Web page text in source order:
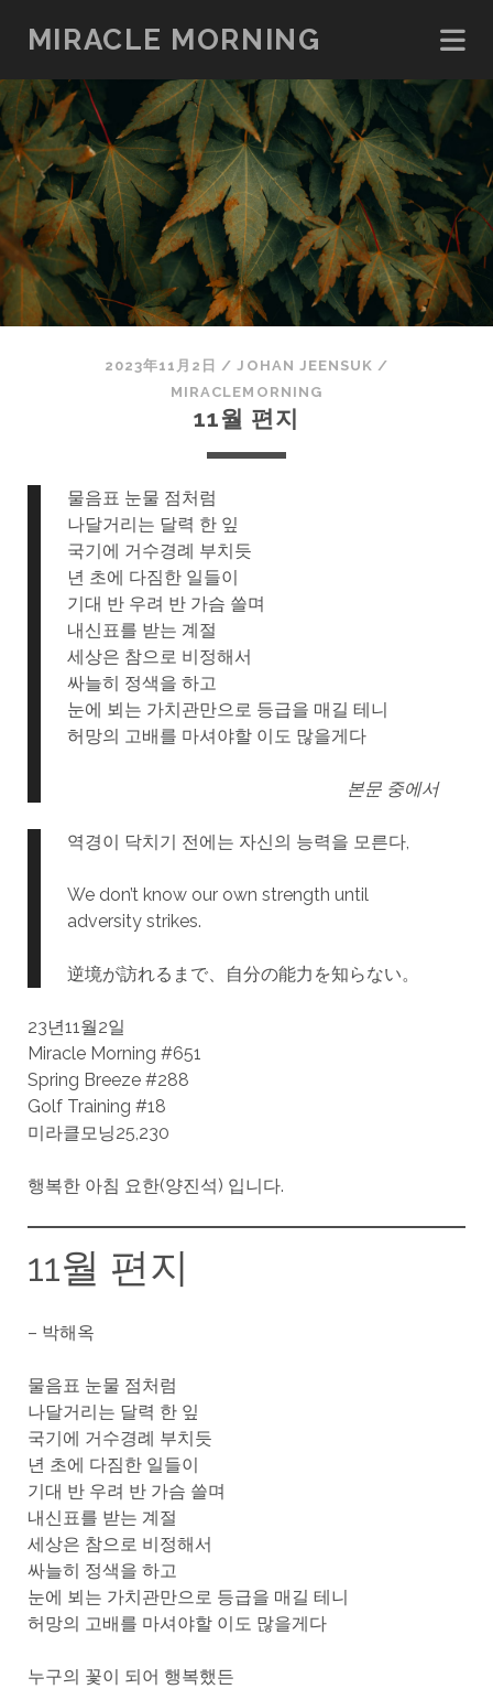
MIRACLE MORNING
2023年11月2日 /JOHAN JEENSUK /
MIRACLEMORNING
11월 편지
물음표 눈물 점처럼
나달거리는 달력 한 잎
국기에 거수경례 부치듯
년 초에 다짐한 일들이
기대 반 우려 반 가슴 쓸며
내신표를 받는 계절
세상은 참으로 비정해서
싸늘히 정색을 하고
눈에 뵈는 가치관만으로 등급을 매길 테니
허망의 고배를 마셔야할 이도 많을게다
본문 중에서
역경이 닥치기 전에는 자신의 능력을 모른다,
We don’t know our own strength until
adversity strikes.
逆境が訪れるまで、自分の能力を知らない。
23년11월2일
Miracle Morning #651
Spring Breeze #288
Golf Training #18
미라클모닝25,230
행복한 아침 요한(양진석) 입니다.
11월 편지
– 박해옥
물음표 눈물 점처럼
나달거리는 달력 한 잎
국기에 거수경례 부치듯
년 초에 다짐한 일들이
기대 반 우려 반 가슴 쓸며
내신표를 받는 계절
세상은 참으로 비정해서
싸늘히 정색을 하고
눈에 뵈는 가치관만으로 등급을 매길 테니
허망의 고배를 마셔야할 이도 많을게다
누구의 꽃이 되어 행복했든